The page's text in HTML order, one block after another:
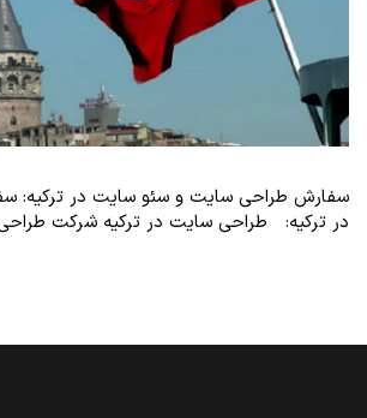
سفارش طراحی سایت و سئو سایت در ترکیه:
در ترکیه: طراحی سایت در ترکیه شرکت